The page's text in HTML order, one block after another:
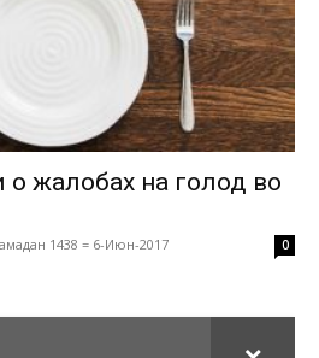
жалобах на голод во
1438 = 6-Июн-2017 0